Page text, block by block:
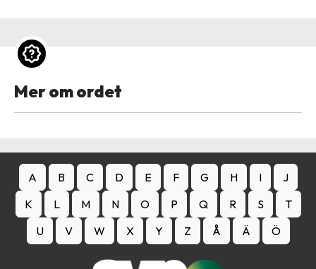
Mer om ordet
A B C D E F G H I
J
K
L M N O P Q R S
T
U
V W X Y Z Å Ä Ö